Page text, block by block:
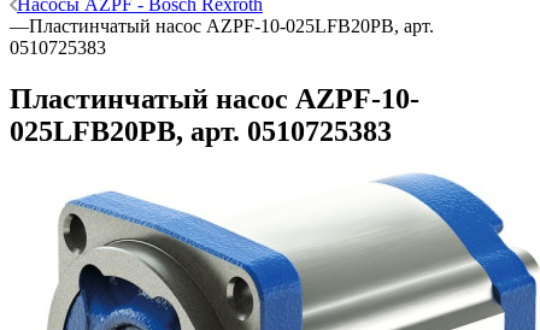
Насосы AZPF - Bosch Rexroth
—Пластинчатый насос AZPF-10-025LFB20PB, арт.
0510725383
Пластинчатый насос AZPF-10-
025LFB20PB, арт. 0510725383